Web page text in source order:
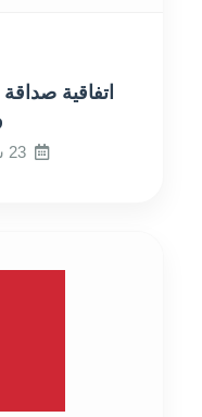
اتفاقية